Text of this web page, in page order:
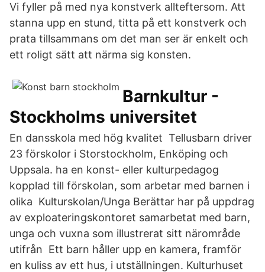
Vi fyller på med nya konstverk allteftersom. Att
stanna upp en stund, titta på ett konstverk och
prata tillsammans om det man ser är enkelt och
ett roligt sätt att närma sig konsten.
Barnkultur -
Stockholms universitet
En dansskola med hög kvalitet Tellusbarn driver
23 förskolor i Storstockholm, Enköping och
Uppsala. ha en konst- eller kulturpedagog
kopplad till förskolan, som arbetar med barnen i
olika Kulturskolan/Unga Berättar har på uppdrag
av exploateringskontoret samarbetat med barn,
unga och vuxna som illustrerat sitt närområde
utifrån Ett barn håller upp en kamera, framför
en kuliss av ett hus, i utställningen. Kulturhuset